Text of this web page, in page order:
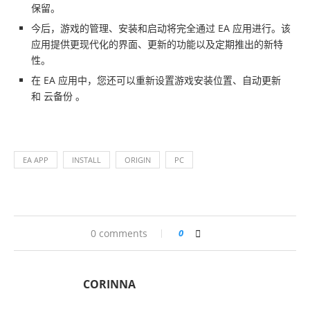
保留。
今后，游戏的管理、安装和启动将完全通过 EA 应用进行。该
应用提供更现代化的界面、更新的功能以及定期推出的新特
性。
在 EA 应用中，您还可以重新设置游戏安装位置、自动更新
和 云备份 。
EA APP INSTALL ORIGIN PC
0 comments 0
CORINNA